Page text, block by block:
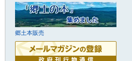
郷土本販売